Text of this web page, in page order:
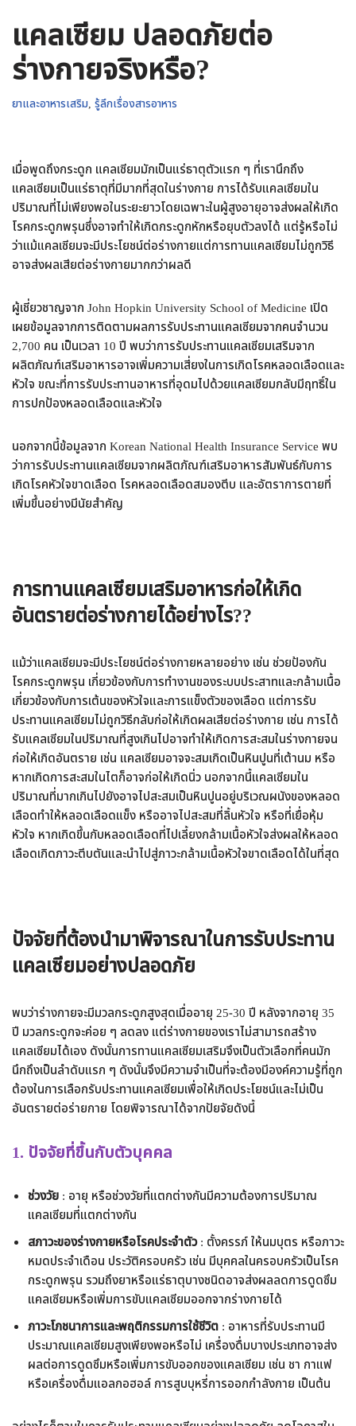
แคลเซียม ปลอดภัยต่อ
ร่างกายจริงหรือ?
ยาและอาหารเสริม, รู้ลึกเรื่องสารอาหาร
เมื่อพูดถึงกระดูก แคลเซียมมักเป็นแร่ธาตุตัวแรก ๆ ที่เรานึกถึง
แคลเซียมเป็นแร่ธาตุที่มีมากที่สุดในร่างกาย การได้รับแคลเซียมใน
ปริมาณที่ไม่เพียงพอในระยะยาวโดยเฉพาะในผู้สูงอายุอาจส่งผลให้เกิด
โรคกระดูกพรุนซึ่งอาจทำให้เกิดกระดูกหักหรือยุบตัวลงได้ แต่รู้หรือไม่
ว่าแม้แคลเซียมจะมีประโยชน์ต่อร่างกายแต่การทานแคลเซียมไม่ถูกวิธี
อาจส่งผลเสียต่อร่างกายมากกว่าผลดี
ผู้เชี่ยวชาญจาก John Hopkin University School of Medicine เปิด
เผยข้อมูลจากการติดตามผลการรับประทานแคลเซียมจากคนจำนวน
2,700 คน เป็นเวลา 10 ปี พบว่าการรับประทานแคลเซียมเสริมจาก
ผลิตภัณฑ์เสริมอาหารอาจเพิ่มความเสี่ยงในการเกิดโรคหลอดเลือดและ
หัวใจ ขณะที่การรับประทานอาหารที่อุดมไปด้วยแคลเซียมกลับมีฤทธิ์ใน
การปกป้องหลอดเลือดและหัวใจ
นอกจากนี้ข้อมูลจาก Korean National Health Insurance Service พบ
ว่าการรับประทานแคลเซียมจากผลิตภัณฑ์เสริมอาหารสัมพันธ์กับการ
เกิดโรคหัวใจขาดเลือด โรคหลอดเลือดสมองตีบ และอัตราการตายที่
เพิ่มขึ้นอย่างมีนัยสำคัญ
การทานแคลเซียมเสริมอาหารก่อให้เกิด
อันตรายต่อร่างกายได้อย่างไร??
แม้ว่าแคลเซียมจะมีประโยชน์ต่อร่างกายหลายอย่าง เช่น ช่วยป้องกัน
โรคกระดูกพรุน เกี่ยวข้องกับการทำงานของระบบประสาทและกล้ามเนื้อ
เกี่ยวข้องกับการเต้นของหัวใจและการแข็งตัวของเลือด แต่การรับ
ประทานแคลเซียมไม่ถูกวิธีกลับก่อให้เกิดผลเสียต่อร่างกาย เช่น การได้
รับแคลเซียมในปริมาณที่สูงเกินไปอาจทำให้เกิดการสะสมในร่างกายจน
ก่อให้เกิดอันตราย เช่น แคลเซียมอาจจะสมเกิดเป็นหินปูนที่เต้านม หรือ
หากเกิดการสะสมในไตก็อาจก่อให้เกิดนิ่ว นอกจากนี้แคลเซียมใน
ปริมาณที่มากเกินไปยังอาจไปสะสมเป็นหินปูนอยู่บริเวณผนังของหลอด
เลือดทำให้หลอดเลือดแข็ง หรืออาจไปสะสมที่ลิ้นหัวใจ หรือที่เยื่อหุ้ม
หัวใจ หากเกิดขึ้นกับหลอดเลือดที่ไปเลี้ยงกล้ามเนื้อหัวใจส่งผลให้หลอด
เลือดเกิดภาวะตีบตันและนำไปสู่ภาวะกล้ามเนื้อหัวใจขาดเลือดได้ในที่สุด
ปัจจัยที่ต้องนำมาพิจารณาในการรับประทาน
แคลเซียมอย่างปลอดภัย
พบว่าร่างกายจะมีมวลกระดูกสูงสุดเมื่ออายุ 25-30 ปี หลังจากอายุ 35
ปี มวลกระดูกจะค่อย ๆ ลดลง แต่ร่างกายของเราไม่สามารถสร้าง
แคลเซียมได้เอง ดังนั้นการทานแคลเซียมเสริมจึงเป็นตัวเลือกที่คนมัก
นึกถึงเป็นลำดับแรก ๆ ดังนั้นจึงมีความจำเป็นที่จะต้องมีองค์ความรู้ที่ถูก
ต้องในการเลือกรับประทานแคลเซียมเพื่อให้เกิดประโยชน์และไม่เป็น
อันตรายต่อร่ายกาย โดยพิจารณาได้จากปัยจัยดังนี้
1. ปัจจัยที่ขึ้นกับตัวบุคคล
ช่วงวัย : อายุ หรือช่วงวัยที่แตกต่างกันมีความต้องการปริมาณ
แคลเซียมที่แตกต่างกัน
สภาวะของร่างกายหรือโรคประจำตัว: ตั้งครรภ์ ให้นมบุตร หรือภาวะ
หมดประจำเดือน ประวัติครอบครัว เช่น มีบุคคลในครอบครัวเป็นโรค
กระดูกพรุน รวมถึงยาหรือแร่ธาตุบางชนิดอาจส่งผลลดการดูดซึม
แคลเซียมหรือเพิ่มการขับแคลเซียมออกจากร่างกายได้
ภาวะโภชนาการและพฤติกรรมการใช้ชีวิต : อาหารที่รับประทานมี
ประมาณแคลเซียมสูงเพียงพอหรือไม่ เครื่องดื่มบางประเภทอาจส่ง
ผลต่อการดูดซึมหรือเพิ่มการขับออกของแคลเซียม เช่น ชา กาแฟ
หรือเครื่องดื่มแอลกอฮอล์ การสูบบุหรี่การออกกำลังกาย เป็นต้น